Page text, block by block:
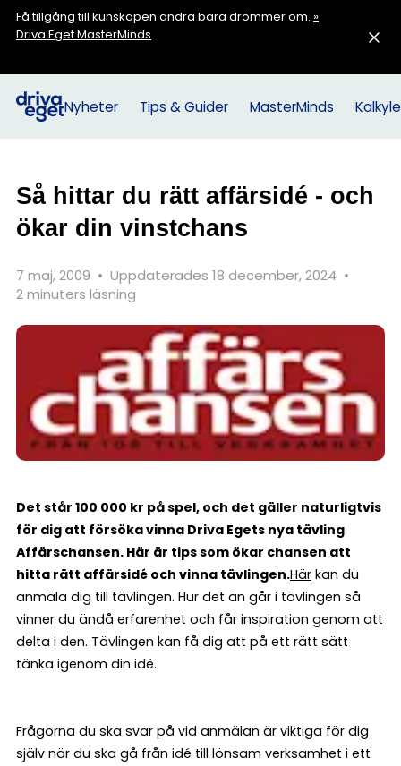
Få tillgång till kunskapen andra bara drömmer om. »
Driva Eget MasterMinds
Nyheter Tips & Guider MasterMinds
Så hittar du rätt affärsidé - och
ökar din vinstchans
7 maj, 2009 • Uppdaterades 18 december, 2024 •
2 minuters läsning
Det står 100 000 kr på spel, och det gäller naturligtvis
för dig att försöka vinna Driva Egets nya tävling
Affärschansen. Här är tips som ökar chansen att
hitta rätt affärsidé och vinna tävlingen.Här kan du
anmäla dig till tävlingen. Hur det än går i tävlingen så
vinner du ändå erfarenhet och får inspiration genom att
delta i den. Tävlingen kan få dig att på ett rätt sätt
tänka igenom din idé.
Frågorna du ska svar på vid anmälan är viktiga för dig
själv när du ska gå från idé till lönsam verksamhet i ett